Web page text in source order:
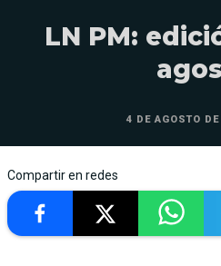
LN PM:
4 DE AGOSTO
Compartir en redes